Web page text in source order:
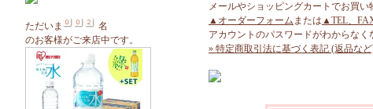
ただいま
名
のお客様がご来店中です。
メールやショッピングカートでお買
▲オーダーフォーム または ▲TEL、
アカウントのパスワードがわからな
» 特定商取引法に基づく表記 (返品な